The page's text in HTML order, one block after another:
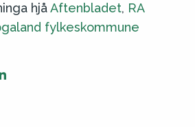
hjåAftenbladet, RA
fylkeskommune